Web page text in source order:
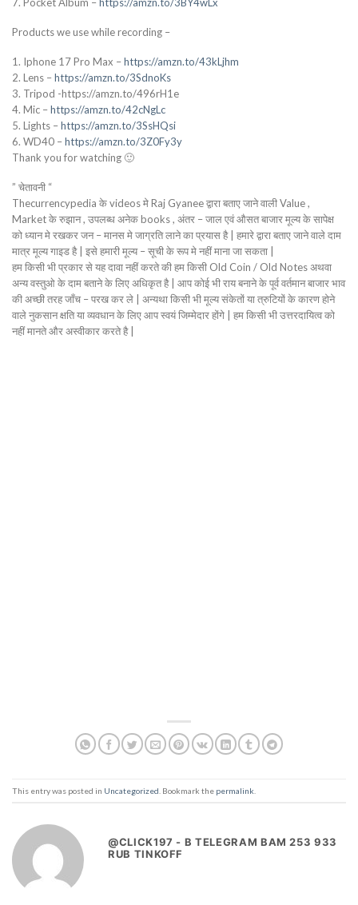
Products we use while recording –
1. Iphone 17 Pro Max –https://amzn.to/43kLjhm
2. Lens –https://amzn.to/3SdnoKs
3. Tripod -https://amzn.to/496rH1e
4. Mic –https://amzn.to/42cNgLc
5. Lights –https://amzn.to/3SsHQsi
6. WD40 –https://amzn.to/3Z0Fy3y
Thank you for watching 🙂
” चेतावनी “
Thecurrencypedia के videos मे Raj Gyanee द्वारा बताए जाने वाली Value ,
Market के रुझान , उपलब्ध अनेक books , अंतर – जाल एवं औसत बाजार मूल्य के सापेक्ष
को ध्यान मे रखकर जन – मानस मे जाग्रति लाने का प्रयास है | हमारे द्वारा बताए जाने वाले दाम
मात्र मूल्य गाइड है | इसे हमारी मूल्य – सूची के रूप मे नहीं माना जा सकता |
हम किसी भी प्रकार से यह दावा नहीं करते की हम किसी Old Coin / Old Notes अथवा
अन्य वस्तुओ के दाम बताने के लिए अधिकृत है | आप कोई भी राय बनाने के पूर्व वर्तमान बाजार भाव
की अच्छी तरह जाँच – परख कर ले | अन्यथा किसी भी मूल्य संकेतों या त्रुटियों के कारण होने
वाले नुकसान क्षति या व्यवधान के लिए आप स्वयं जिम्मेदार होंगे | हम किसी भी उत्तरदायित्व को
नहीं मानते और अस्वीकार करते है |
This entry was posted in Uncategorized . Bookmark the permalink
@CLICK197 - B TELEGRAM BAM 253 933
RUB TINKOFF